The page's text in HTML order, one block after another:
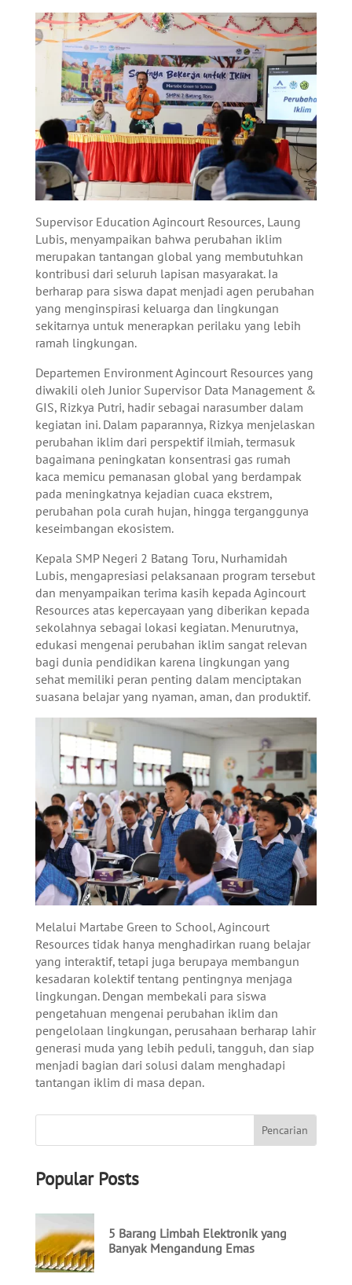
Supervisor Education Agincourt Resources, Laung
Lubis, menyampaikan bahwa perubahan iklim
merupakan tantangan global yang membutuhkan
kontribusi dari seluruh lapisan masyarakat. Ia
berharap para siswa dapat menjadi agen perubahan
yang menginspirasi keluarga dan lingkungan
sekitarnya untuk menerapkan perilaku yang lebih
ramah lingkungan.
Departemen Environment Agincourt Resources yang
diwakili oleh Junior Supervisor Data Management &
GIS, Rizkya Putri, hadir sebagai narasumber dalam
kegiatan ini. Dalam paparannya, Rizkya menjelaskan
perubahan iklim dari perspektif ilmiah, termasuk
bagaimana peningkatan konsentrasi gas rumah
kaca memicu pemanasan global yang berdampak
pada meningkatnya kejadian cuaca ekstrem,
perubahan pola curah hujan, hingga terganggunya
keseimbangan ekosistem.
Kepala SMP Negeri 2 Batang Toru, Nurhamidah
Lubis, mengapresiasi pelaksanaan program tersebut
dan menyampaikan terima kasih kepada Agincourt
Resources atas kepercayaan yang diberikan kepada
sekolahnya sebagai lokasi kegiatan. Menurutnya,
edukasi mengenai perubahan iklim sangat relevan
bagi dunia pendidikan karena lingkungan yang
sehat memiliki peran penting dalam menciptakan
suasana belajar yang nyaman, aman, dan produktif.
Melalui Martabe Green to School, Agincourt
Resources tidak hanya menghadirkan ruang belajar
yang interaktif, tetapi juga berupaya membangun
kesadaran kolektif tentang pentingnya menjaga
lingkungan. Dengan membekali para siswa
pengetahuan mengenai perubahan iklim dan
pengelolaan lingkungan, perusahaan berharap lahir
generasi muda yang lebih peduli, tangguh, dan siap
menjadi bagian dari solusi dalam menghadapi
tantangan iklim di masa depan.
Popular Posts